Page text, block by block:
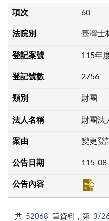
60
臺灣士
115年
2756
財團
財團法
變更登
115-
共 52068 筆資料，第 3/